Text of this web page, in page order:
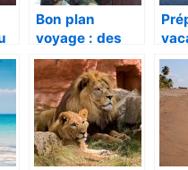
Bon plan
voyage : des
endroits où
aller en avril